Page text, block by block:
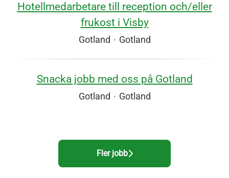
Hotellmedarbetare till reception och/eller
frukost i Visby
Gotland · Gotland
Snacka jobb med oss på Gotland
Gotland · Gotland
Fler jobb